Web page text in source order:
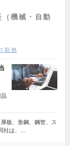
機械・自動
勤務
品
板、形鋼、鋼管、ス
社は、…